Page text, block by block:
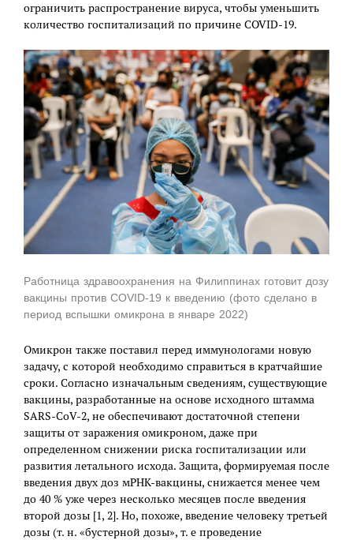
ограничить распространение вируса, чтобы уменьшить
количество госпитализаций по причине COVID-19.
Работница здравоохранения на Филиппинах готовит дозу
вакцины против COVID-19 к введению (фото сделано в
период вспышки омикрона в январе 2022)
Омикрон также поставил перед иммунологами новую
задачу, с которой необходимо справиться в кратчайшие
сроки. Согласно изначальным сведениям, существующие
вакцины, разработанные на основе исходного штамма
SARS-CoV-2, не обеспечивают достаточной степени
защиты от заражения омикроном, даже при
определенном снижении риска госпитализации или
развития летального исхода. Защита, формируемая после
введения двух доз мРНК-вакцины, снижается менее чем
до 40 % уже через несколько месяцев после введения
второй дозы [1, 2]. Но, похоже, введение человеку третьей
дозы (т. н. «бустерной дозы», т. е проведение